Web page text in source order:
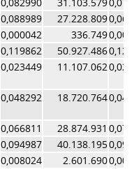
0,088989 27.228.809
0,000042 336.749
0,119862 50.927.486
0,023449 11.107.062
0,048292 18.720.764
0,066811 28.874.931
0,094987 40.138.195
0,008024 2.601.690